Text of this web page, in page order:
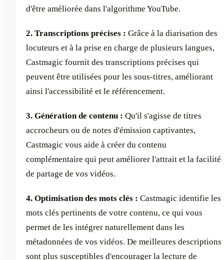
d'être améliorée dans l'algorithme YouTube.
2. Transcriptions précises : Grâce à la diarisation des
locuteurs et à la prise en charge de plusieurs langues,
Castmagic fournit des transcriptions précises qui
peuvent être utilisées pour les sous-titres, améliorant
ainsi l'accessibilité et le référencement.
3. Génération de contenu : Qu'il s'agisse de titres
accrocheurs ou de notes d'émission captivantes,
Castmagic vous aide à créer du contenu
complémentaire qui peut améliorer l'attrait et la facilité
de partage de vos vidéos.
4. Optimisation des mots clés : Castmagic identifie les
mots clés pertinents de votre contenu, ce qui vous
permet de les intégrer naturellement dans les
métadonnées de vos vidéos. De meilleures descriptions
sont plus susceptibles d'encourager la lecture de